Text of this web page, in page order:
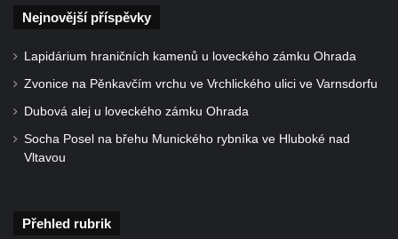
Nejnovější příspěvky
Lapidárium hraničních kamenů u loveckého zámku Ohrada
Zvonice na Pěnkavčím vrchu ve Vrchlického ulici ve Varnsdorfu
Dubová alej u loveckého zámku Ohrada
Socha Posel na břehu Munického rybníka ve Hluboké nad
Vltavou
Přehled rubrik